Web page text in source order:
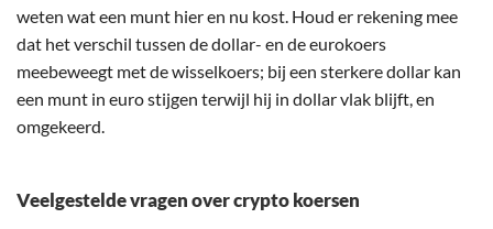
weten wat een munt hier en nu kost. Houd er rekening mee
dat het verschil tussen de dollar- en de eurokoers
meebeweegt met de wisselkoers; bij een sterkere dollar kan
een munt in euro stijgen terwijl hij in dollar vlak blijft, en
omgekeerd.
Veelgestelde vragen over crypto koersen